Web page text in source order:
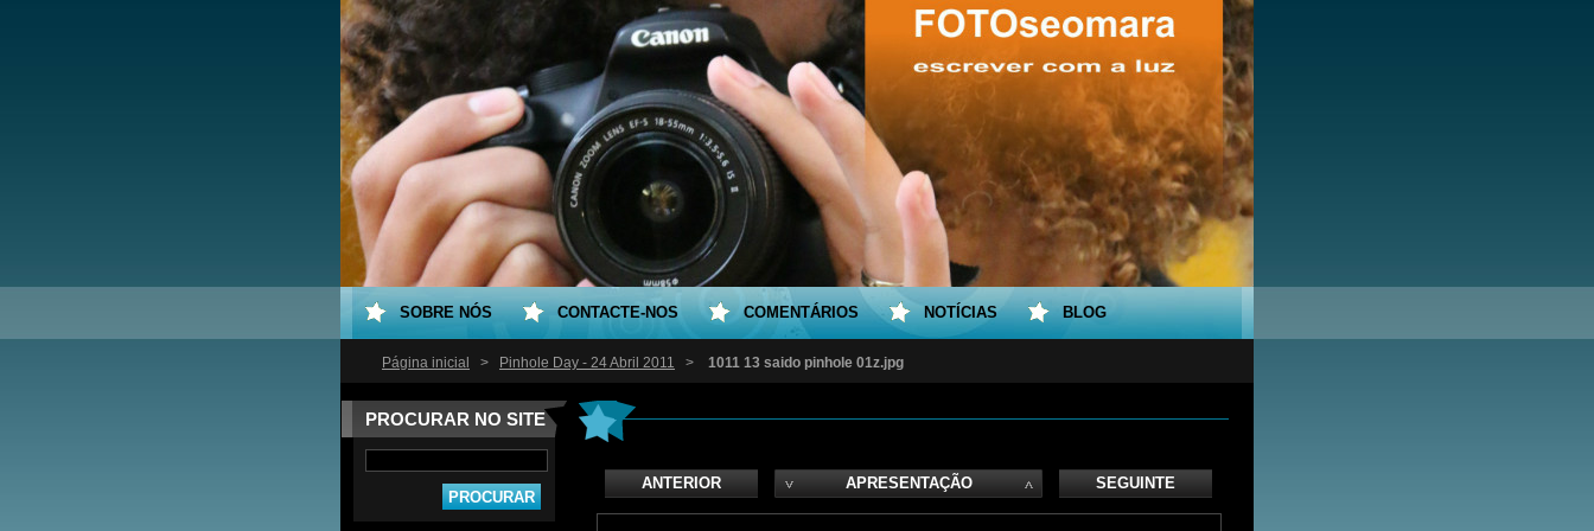
Página inicial > Pinhole Day - 24 Abril 2011 > 1011 13 saido pinhole 01z.jpg
PROCURAR NO SITE
ANTERIOR APRESENTAÇÃO SEGUINTE
SOBRE NÓS CONTACTE-NOS COMENTÁRIOS NOTÍCIAS BLOG